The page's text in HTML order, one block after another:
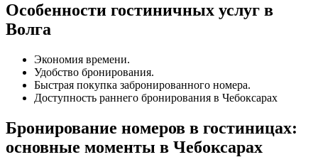
Особенности гостиничных услуг в
Волга
Экономия времени.
Удобство бронирования.
Быстрая покупка забронированного номера.
Доступность раннего бронирования в Чебоксарах
Бронирование номеров в гостиницах:
основные моменты в Чебоксарах